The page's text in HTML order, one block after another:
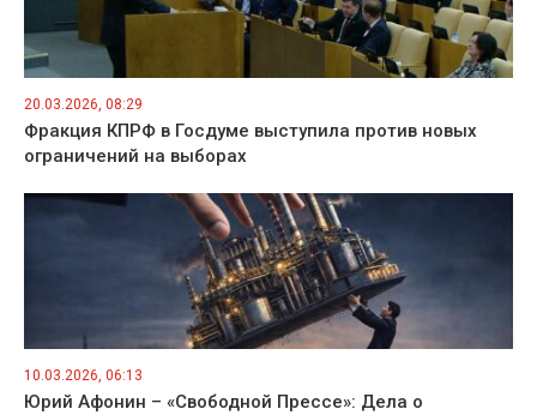
20.03.2026, 08:29
Фракция КПРФ в Госдуме выступила против новых
ограничений на выборах
10.03.2026, 06:13
Юрий Афонин – «Свободной Прессе»: Дела о